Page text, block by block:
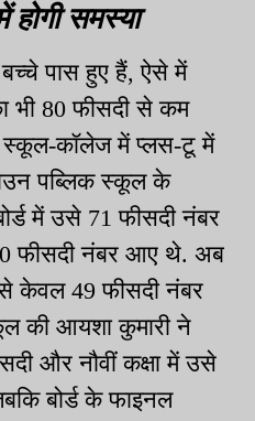
समस्या
पास हुए हैं, ऐसे में
भी 80 फीसदी से कम
स्कूल-कॉलेज में प्लस-टू में
पब्लिक स्कूल के
में उसे 71 फीसदी नंबर
फीसदी नंबर आए थे. अब
केवल 49 फीसदी नंबर
की आयशा कुमारी ने
और नौवीं कक्षा में उसे
बोर्ड के फाइनल